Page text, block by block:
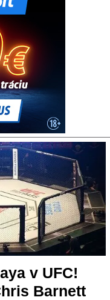
v UFC!
Barnett